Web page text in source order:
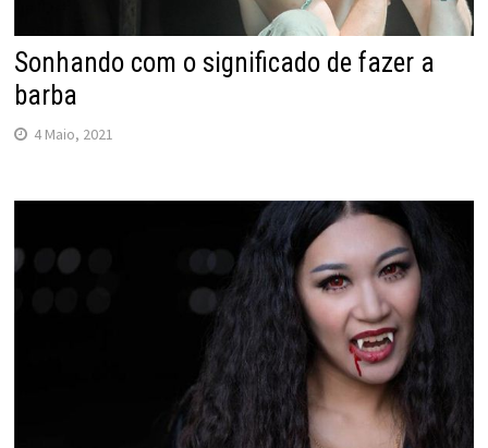
Sonhando com o significado de fazer a
barba
4 Maio, 2021